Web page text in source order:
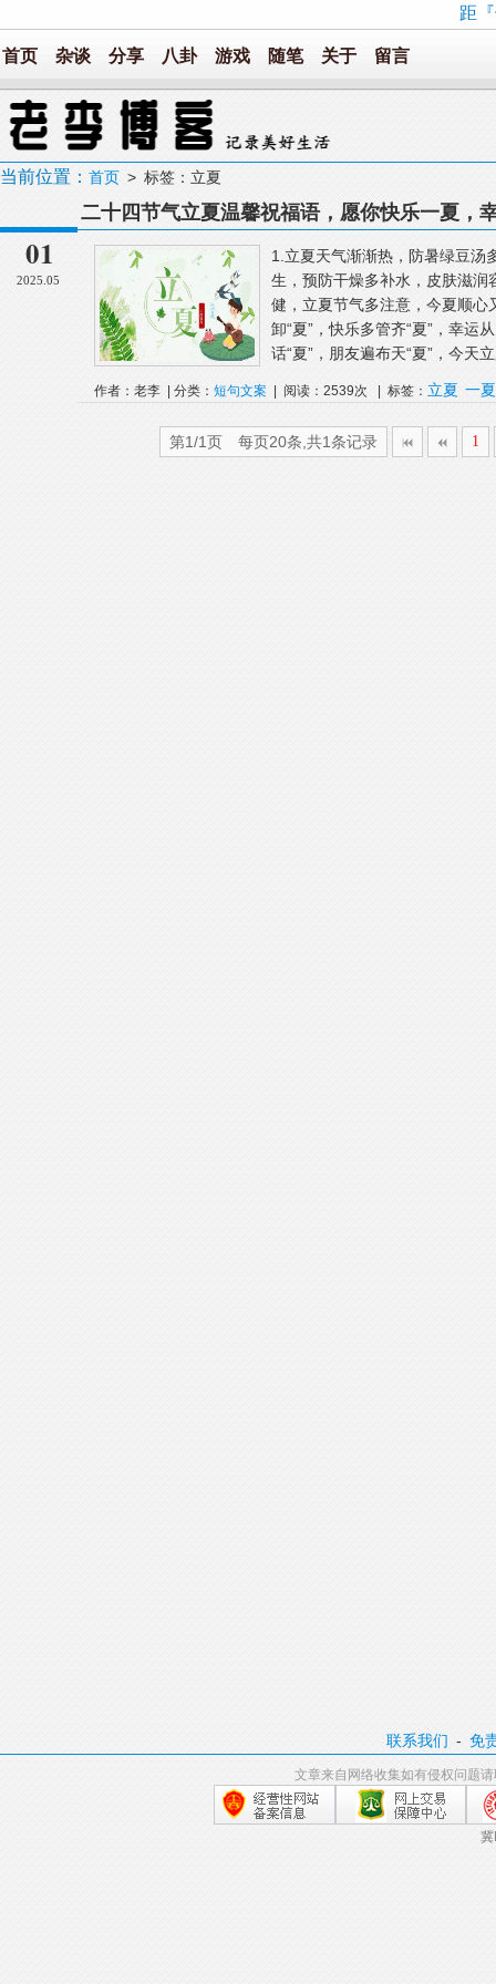
距
首页 杂谈 分享 八卦 游戏 随笔 关于 留言
当前位置： 首页 > 标签：立夏
01
2025.05
二十四节气立夏温馨祝福语，愿你快乐一夏，
1.立夏天气渐渐热，防暑绿豆汤
生，预防干燥多补水，皮肤滋
健，立夏节气多注意，今夏顺心
卸“夏”，快乐多管齐“夏”，幸运
话“夏”，朋友遍布天“夏”，今天
作者：老李 | 分类： 短句文案 | 阅读：2539次 | 标签： 立夏 一夏
第1/1页 每页20条,共1条记录 1
联系我们 -免
文章来自网络收集如有侵权问题